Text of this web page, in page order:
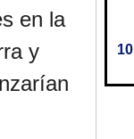
en la
y